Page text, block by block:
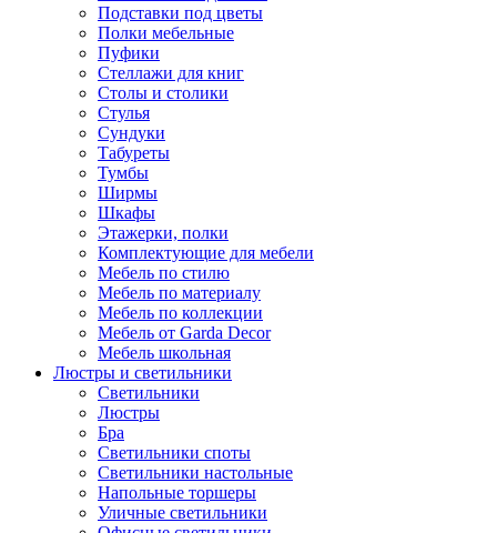
Подставки под цветы
Полки мебельные
Пуфики
Стеллажи для книг
Столы и столики
Стулья
Сундуки
Табуреты
Тумбы
Ширмы
Шкафы
Этажерки, полки
Комплектующие для мебели
Мебель по стилю
Мебель по материалу
Мебель по коллекции
Мебель от Garda Decor
Мебель школьная
Люстры и светильники
Светильники
Люстры
Бра
Светильники споты
Светильники настольные
Напольные торшеры
Уличные светильники